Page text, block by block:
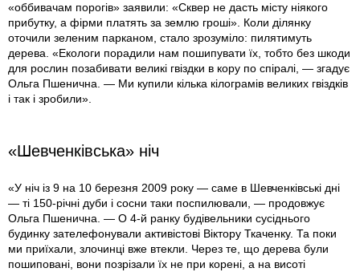
«оббивачам порогів» заявили: «Сквер не дасть місту ніякого
прибутку, а фірми платять за землю гроші». Коли ділянку
оточили зеленим парканом, стало зрозуміло: пилятимуть
дерева. «Екологи порадили нам пошипувати їх, тобто без шкоди
для рослин позабивати великі гвіздки в кору по спіралі, — згадує
Ольга Пшенична. — Ми купили кілька кілограмів великих гвіздків
і так і зробили».
«Шевченківська» ніч
«У ніч iз 9 на 10 березня 2009 року — саме в Шевченківські дні
— ті 150-річні дуби і сосни таки поспилювали, — продовжує
Ольга Пшенична. — О 4-й ранку будівельники сусіднього
будинку зателефонували активістові Віктору Ткаченку. Та поки
ми приїхали, злочинці вже втекли. Через те, що дерева були
пошиповані, вони позрізали їх не при корені, а на висоті